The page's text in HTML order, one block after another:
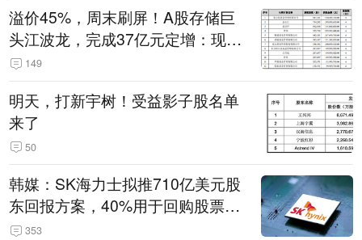
溢价45%，周末刷屏！A股存储巨
头江波龙，完成37亿元定增：现价
386.6元，定增价560元
149
明天，打新宇树！受益影子股名单
来了
50
韩媒：SK海力士拟推710亿美元股
东回报方案，40%用于回购股票，
相当于美股发行规模
353